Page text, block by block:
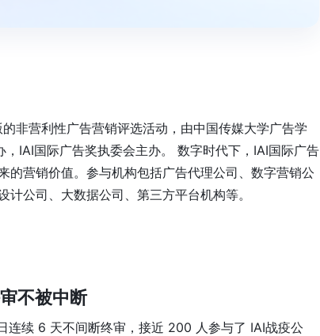
非营利性广告营销评选活动，由中国传媒大学广告学
IAI国际广告奖执委会主办。 数字时代下，IAI国际广告
营销价值。参与机构包括广告代理公司、数字营销公
公司、大数据公司、第三方平台机构等。
不被中断
续 6 天不间断终审，接近 200 人参与了 IAI战疫公